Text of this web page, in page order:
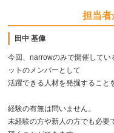
担当者
田中 基偉
今回、narrowのみで開催してい
ットのメンバーとして
活躍できる人材を発掘すること
経験の有無は問いません。
未経験の方や新人の方でも必要